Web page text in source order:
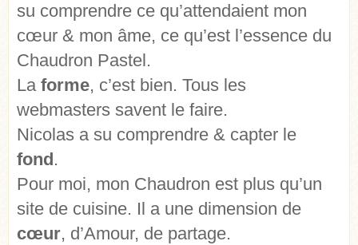
su comprendre ce qu’attendaient mon
cœur & mon âme, ce qu’est l’essence du
Chaudron Pastel.
La forme, c’est bien. Tous les
webmasters savent le faire.
Nicolas a su comprendre & capter le
fond .
Pour moi, mon Chaudron est plus qu’un
site de cuisine. Il a une dimension de
cœur, d’Amour, de partage.